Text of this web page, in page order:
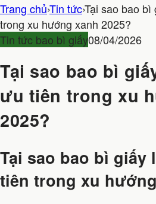
Trang chủ›Tin tức›Tại sao bao
trong xu hướng xanh 2025?
Tin tức bao bì giấy08/04/2026
Tại sao bao bì
ưu tiên trong xu
2025?
Tại sao bao bì giấy
tiên trong xu